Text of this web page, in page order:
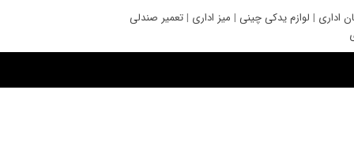
اداری | لوازم یدکی چینی | میز اداری | تعمیر صندلی